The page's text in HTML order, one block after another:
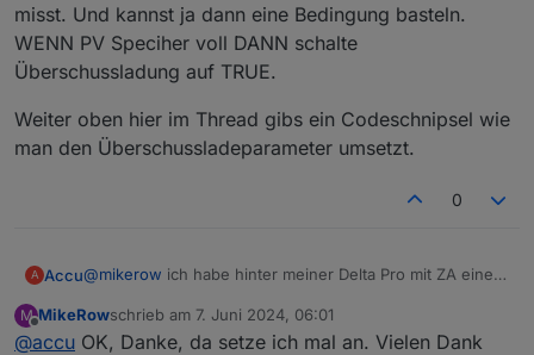
Nach bestimmten Uhrzeiten bzw wenn der primäre
Speicher leer ist, will ich mit einem festen Wert
(Grundlast) entladen.
Sehe ich das Richtig, das Beladen kann ganz einfach
werden? Oder hilft mir da das Script. Ich habe auch
einen MQTT Adapter gesehen. Kann der mir da
dass jemand genau das gemacht hat mit einem Shelly
misst. Und kannst ja dann eine Bedingung basteln.
WENN PV Speciher voll DANN schalte
Überschussladung auf TRUE.
Weiter oben hier im Thread gibs ein Codeschnipsel wie
man den Überschussladeparameter umsetzt.
0
A Accu@mikerow ich habe hinter meiner Delta Pro mit ZA einen
bekannt gemacht in der Sektion Überschussladung.
Wenn überschussladung auf TRUE ist, dann schaltet das
Du müsstest jetzt eigentlich nur noch irgendwie einen
Datenpunkt haben, der deinen PV Batteriespeicher misst.
M MikeRowschrieb am 7. Juni 2024, 06:01
zuletzt editiert von
@accu OK, Danke, da setze ich mal an. Vielen Dank